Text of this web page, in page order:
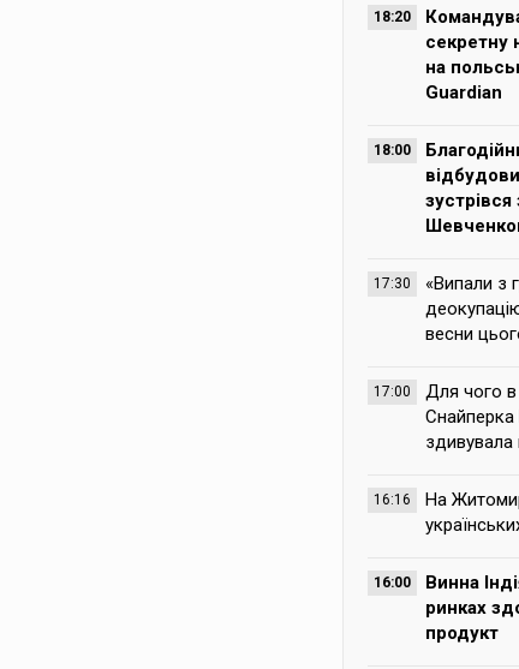
18:20
секретну
на
Guardian
18:00
17:30
«Випали з
весни
17:00
Для чого в
Снайперка
здивувала
16:16
На
16:00
Винна
ринках
продукт